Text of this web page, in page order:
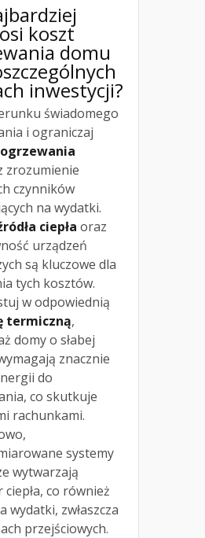
koszt
domu
inwestycji?
świadomego
i ograniczaj
zrozumienie
czynników
na wydatki.
ciepła oraz
urządzeń
są kluczowe dla
tych kosztów.
w odpowiednią
termiczną,
domy o słabej
znacznie
do
co skutkuje
rachunkami.
systemy
wytwarzają
ciepła, co również
wydatki, zwłaszcza
przejściowych.